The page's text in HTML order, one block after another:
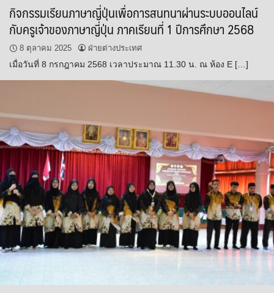
กิจกรรมเรียนภาษาญี่ปุ่นเพื่อการสนทนาผ่านระบบออนไลน์
กับครูเจ้าของภาษาญี่ปุ่น ภาคเรียนที่ 1 ปีการศึกษา 2568
8 ตุลาคม 2025 ฝ่ายต่างประเทศ
เมื่อวันที่ 8 กรกฎาคม 2568 เวลาประมาณ 11.30 น. ณ ห้อง E […]